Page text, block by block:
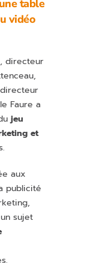
table
vidéo
directeur
Faure a
jeu
et
aux
publicité
sujet